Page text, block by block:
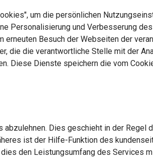
um die persönlichen
Personalisierung und Verbesserung
Besuch der Webseiten der
die die verantwortliche Stelle mit der
Diese Dienste speichern die vom
Dies geschieht in der Regel
ist der Hilfe-Funktion des
den Leistungsumfang des Services